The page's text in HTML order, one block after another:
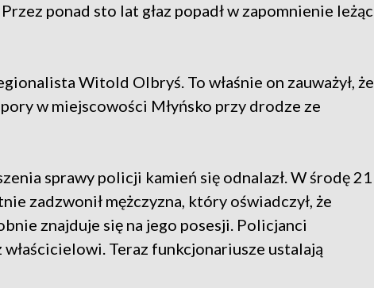
ponad sto lat głaz popadł w zapomnienie leżąc
Witold Olbryś. To właśnie on zauważył, że
w miejscowości Młyńsko przy drodze ze
sprawy policji kamień się odnalazł. W środę 21
zadzwonił mężczyzna, który oświadczył, że
znajduje się na jego posesji. Policjanci
Teraz funkcjonariusze ustalają